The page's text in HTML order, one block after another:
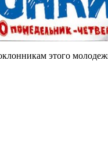
этого